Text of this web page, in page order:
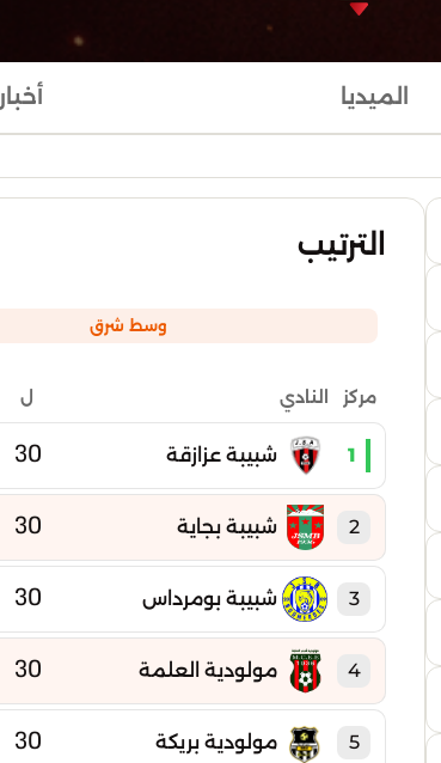
الميديا
الترتيب
وسط شرق
مركز النادي ل
1 شبيبة عزازقة 30
2 شبيبة بجاية 30
3 شبيبة بومرداس 30
4 مولودية العلمة 30
5 مولودية بريكة 30